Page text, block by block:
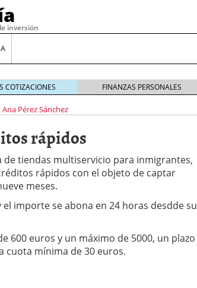
inversión
¿Por qué el Préstamo Promotor privado
esta opción para gestionar tus
una decisión financiera: cómo anticiparte
COTIZACIONES FINANZAS PERSONALES
Ana Pérez Sánchez
rápidos
de tiendas multiservicio para inmigrantes,
rápidos con el objeto de captar
meses.
importe se abona en 24 horas desdde su
600 euros y un máximo de 5000, un plazo
cuota mínima de 30 euros.